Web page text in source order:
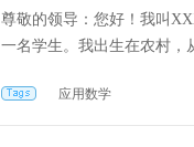
尊敬的领导：您好！我叫
一名学生。我出生在农村，
应用数学